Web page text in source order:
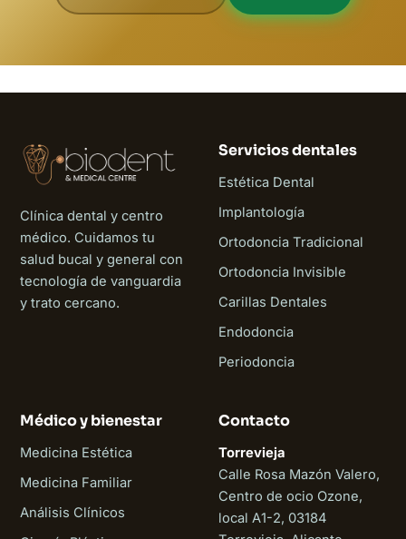
Clínica dental y centro
médico. Cuidamos tu
salud bucal y general con
tecnología de vanguardia
y trato cercano.
Servicios dentales
Estética Dental
Implantología
Ortodoncia Tradicional
Ortodoncia Invisible
Carillas Dentales
Endodoncia
Periodoncia
Médico y bienestar
Medicina Estética
Medicina Familiar
Análisis Clínicos
Contacto
Torrevieja
Calle Rosa Mazón Valero,
Centro de ocio Ozone,
local A1-2, 03184